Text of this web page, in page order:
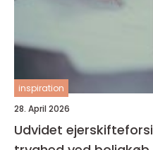
inspiration
28. April 2026
Udvidet